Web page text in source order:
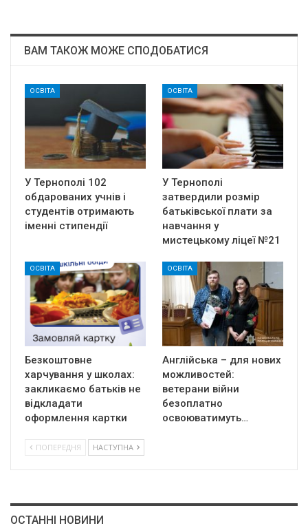
ВАМ ТАКОЖ МОЖЕ СПОДОБАТИСЯ
ОСВІТА
У Тернополі 102
обдарованих учнів і
студентів отримають
іменні стипендії
ОСВІТА
У Тернополі
затвердили розмір
батьківської плати за
навчання у
мистецькому ліцеї №21
ОСВІТА
Безкоштовне
харчування у школах:
закликаємо батьків не
відкладати
оформлення картки
ОСВІТА
Англійська – для нових
можливостей:
ветерани війни
безоплатно
освоюватимуть…
ПОПЕРЕДНЯ НАСТУПНА
ОСТАННІ НОВИНИ